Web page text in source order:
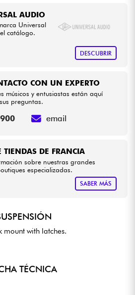
nuestras marcas
AUDIO
Universal
catálogo.
DESCUBRIR
TIENDAS DE FRANCIA
sobre nuestras grandes
especializadas.
SABER MÁS
CON UN EXPERTO
músicos y entusiastas están aquí
preguntas.
email
mount with latches.
TÉCNICA